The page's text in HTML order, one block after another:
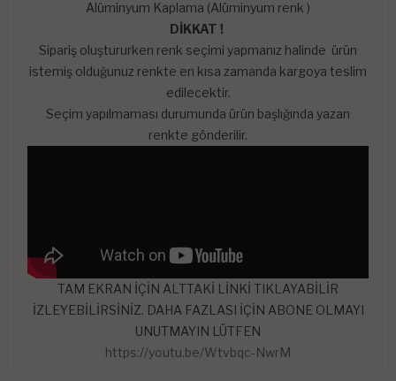
Alüminyum Kaplama (Alüminyum renk )
DİKKAT !
Sipariş oluştururken renk seçimi yapmanız halinde ürün
istemiş olduğunuz renkte en kısa zamanda kargoya teslim
edilecektir.
Seçim yapılmaması durumunda ürün başlığında yazan
renkte gönderilir.
TAM EKRAN İÇİN ALTTAKİ LİNKİ TIKLAYABİLİR
İZLEYEBİLİRSİNİZ. DAHA FAZLASI İÇİN ABONE OLMAYI
UNUTMAYIN LÜTFEN
https://youtu.be/Wtvbqc-NwrM